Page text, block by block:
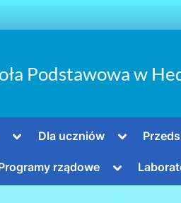
Podstawowa w
ToggleDla uczniów
Toggle
rządowe
Toggle
menu